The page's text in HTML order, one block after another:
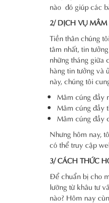
nào đó giúp các
2/ DỊCH VỤ
Tiền thân chúng
tâm nhất, tin
những tháng giữa
hàng tin tưởng và
này, chúng tôi
Mâm cúng đầy
Mâm cúng đầy
Mâm cúng đầy
Nhưng hôm nay,
có thể truy cập
3/ CÁCH THỨC
Để chuẩn bị cho
lưỡng từ khâu tư
nào? Hôm nay